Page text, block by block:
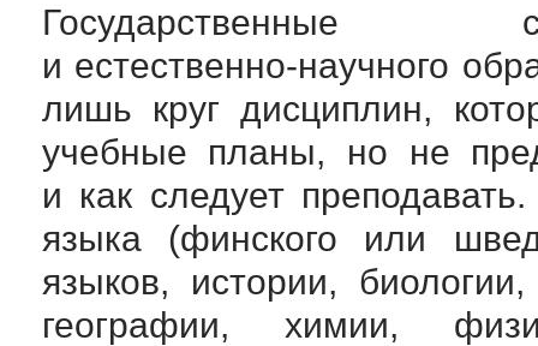
Государственные
и естественно-научного
лишь круг дисциплин,
учебные планы, но не
и как следует
языка (финского или
языков, истории,
географии, химии,